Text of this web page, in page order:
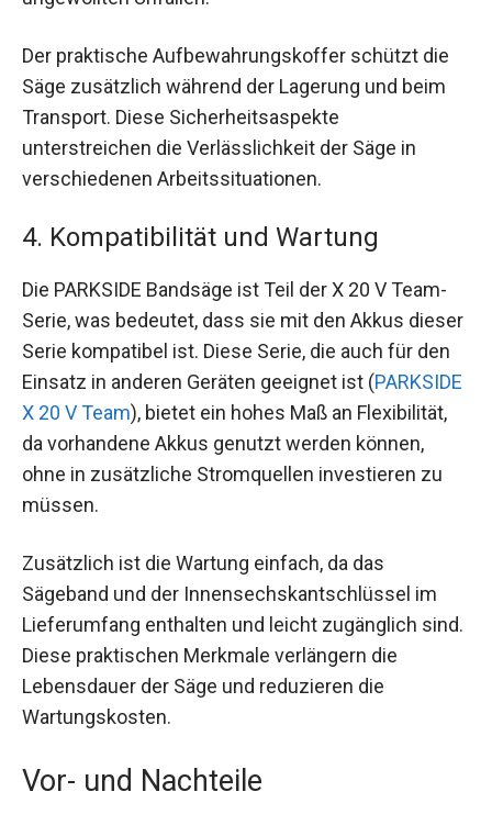
Der praktische Aufbewahrungskoffer schützt die
Säge zusätzlich während der Lagerung und beim
Transport. Diese Sicherheitsaspekte
unterstreichen die Verlässlichkeit der Säge in
verschiedenen Arbeitssituationen.
4. Kompatibilität und Wartung
Die PARKSIDE Bandsäge ist Teil der X 20 V Team-
Serie, was bedeutet, dass sie mit den Akkus dieser
Serie kompatibel ist. Diese Serie, die auch für den
Einsatz in anderen Geräten geeignet ist (PARKSIDE
X 20 V Team), bietet ein hohes Maß an Flexibilität,
da vorhandene Akkus genutzt werden können,
ohne in zusätzliche Stromquellen investieren zu
müssen.
Zusätzlich ist die Wartung einfach, da das
Sägeband und der Innensechskantschlüssel im
Lieferumfang enthalten und leicht zugänglich sind.
Diese praktischen Merkmale verlängern die
Lebensdauer der Säge und reduzieren die
Wartungskosten.
Vor- und Nachteile